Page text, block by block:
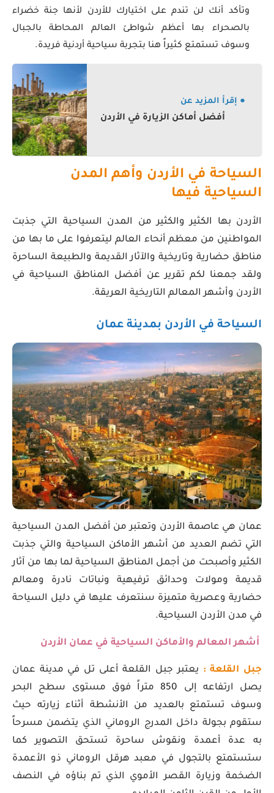
وتأكد أنك لن تندم على اختيارك للأردن لأنها جنة خضراء
بالصحراء بها أعظم شواطئ العالم المحاطة بالجبال
وسوف تستمتع كثيراً هنا بتجربة سياحية أردنية فريدة.
● إقرأ المزيد عن
أفضل أماكن الزيارة في الأردن
السياحة في الأردن وأهم المدن
السياحية فيها
الأردن بها الكثير والكثير من المدن السياحية التي جذبت
المواطنين من معظم أنحاء العالم ليتعرفوا على ما بها من
مناطق حضارية وتاريخية والآثار القديمة والطبيعة الساحرة
ولقد جمعنا لكم تقرير عن أفضل المناطق السياحية في
الأردن وأشهر المعالم التاريخية العريقة.
السياحة في الأردن بمدينة عمان
عمان هي عاصمة الأردن وتعتبر من أفضل المدن السياحية
التي تضم العديد من أشهر الأماكن السياحية والتي جذبت
الكثير وأصبحت من أجمل المناطق السياحية لما بها من آثار
قديمة ومولات وحدائق ترفيهية ونباتات نادرة ومعالم
حضارية وعصرية متميزة سنتعرف عليها في دليل السياحة
في مدن الأردن السياحية.
أشهر المعالم والأماكن السياحية في عمان الأردن
جبل القلعة : يعتبر جبل القلعة أعلى تل في مدينة عمان
يصل ارتفاعه إلى 850 متراً فوق مستوى سطح البحر
وسوف تستمتع بالعديد من الأنشطة أثناء زيارته حيث
ستقوم بجولة داخل المدرج الروماني الذي يتضمن مسرحاً
به عدة أعمدة ونقوش ساحرة تستحق التصوير كما
ستستمتع بالتجول في معبد هرقل الروماني ذو الأعمدة
الضخمة وزيارة القصر الأموي الذي تم بناؤه في النصف